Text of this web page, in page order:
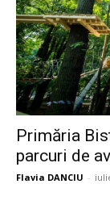
Primăria
parcuri de
Flavia DANCIU -